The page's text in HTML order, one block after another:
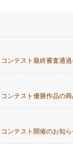
ンテスト最終審査通
ンテスト優勝作品の
ンテスト開催のお知